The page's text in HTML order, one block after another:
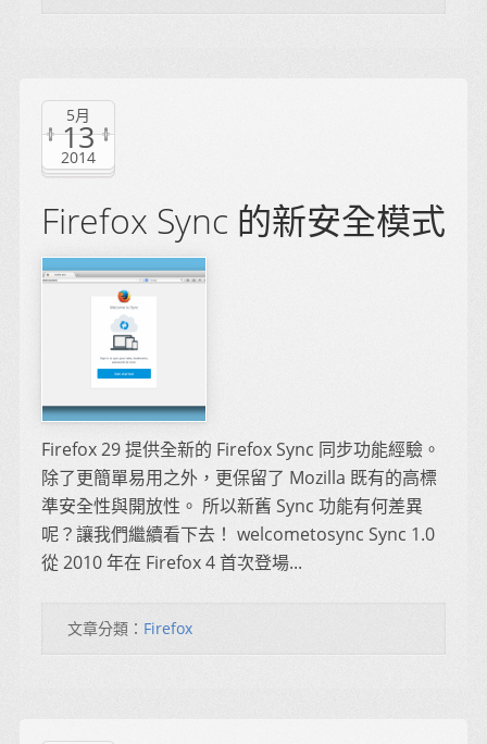
5月
13
2014
Firefox Sync 的新安全模式
Firefox 29 提供全新的 Firefox Sync 同步功能經驗。
除了更簡單易用之外，更保留了 Mozilla 既有的高標
準安全性與開放性。 所以新舊 Sync 功能有何差異
呢？讓我們繼續看下去！ welcometosync Sync 1.0
從 2010 年在 Firefox 4 首次登場...
文章分類： Firefox